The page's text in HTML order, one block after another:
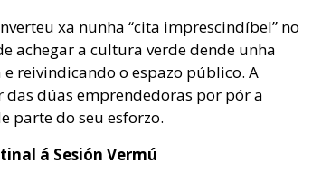
xa nunha “cita imprescindíbel” no
achegar a cultura verde dende unha
reivindicando o espazo público. A
dúas emprendedoras por pór a
parte do seu esforzo.
á Sesión Vermú